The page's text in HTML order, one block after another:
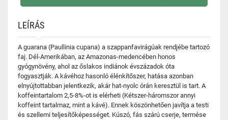
LEÍRÁS
A guarana (Paullinia cupana) a szappanfavirágúak rendjébe tartozó
faj. Dél-Amerikában, az Amazonas-medencében honos
gyógynövény, ahol az őslakos indiánok évszázadok óta
fogyasztják. A kávéhoz hasonló élénkítőszer, hatása azonban
elnyújtottabban jelentkezik, akár hat-nyolc órán keresztül is tart. A
koffeintartalom 2,5-8%-ot is elérheti (Kétszer-háromszor annyi
koffeint tartalmaz, mint a kávé). Ennek köszönhetően javítja a testi
és szellemi teljesítőképességet. Kúszó, fás szárú cserje, termése